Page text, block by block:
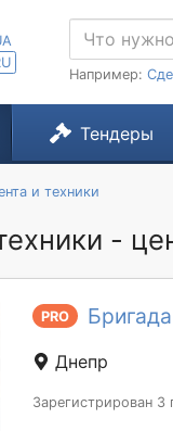
Например:
Тендеры
и техники
-
PRO
Днепр
Зарегистрирован 3